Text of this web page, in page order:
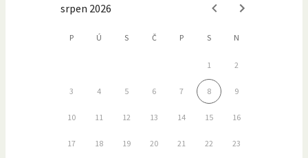
srpen 2026
P Ú S Č P S N
1 2
3 4 5 6 7 8 9
10 11 12 13 14 15 16
17 18 19 20 21 22 23